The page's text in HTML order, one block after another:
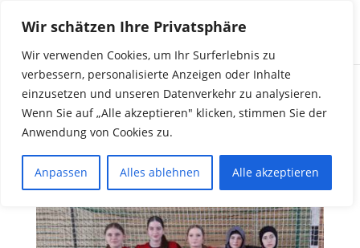
Wir schätzen Ihre Privatsphäre
Wir verwenden Cookies, um Ihr Surferlebnis zu
verbessern, personalisierte Anzeigen oder Inhalte
einzusetzen und unseren Datenverkehr zu analysieren.
Wenn Sie auf „Alle akzeptieren" klicken, stimmen Sie der
Anwendung von Cookies zu.
Anpassen Alles ablehnen Alle akzeptieren
Basketballteam des
GyLDW belegt 12.
Platz